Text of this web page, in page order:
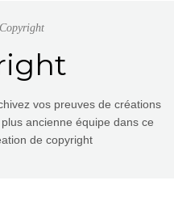
Copyright
vos preuves de créations
ancienne équipe dans ce
de copyright